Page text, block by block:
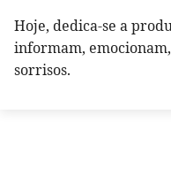
Hoje, dedica-se a
informam,
sorrisos.